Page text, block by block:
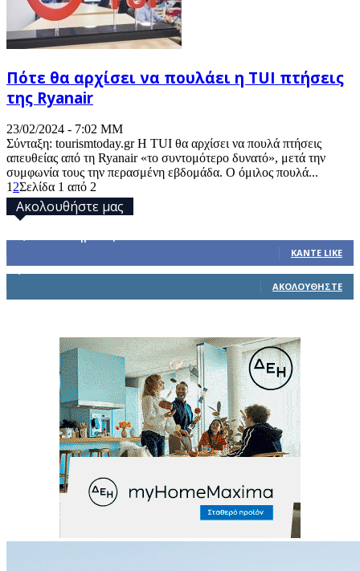
Πότε θα αρχίσει να πουλάει η TUI πτήσεις
της Ryanair
23/02/2024 - 7:02 ΜΜ
Σύνταξη: tourismtoday.gr Η TUI θα αρχίσει να πουλά πτήσεις
απευθείας από τη Ryanair «το συντομότερο δυνατό», μετά την
συμφωνία τoυς την περασμένη εβδομάδα. Ο όμιλος πουλά...
1 2Σελίδα 1 από 2
Ακολουθήστε μας
ΚΆΝΤΕ LIKE
ΑΚΟΛΟΥΘΉΣΤΕ